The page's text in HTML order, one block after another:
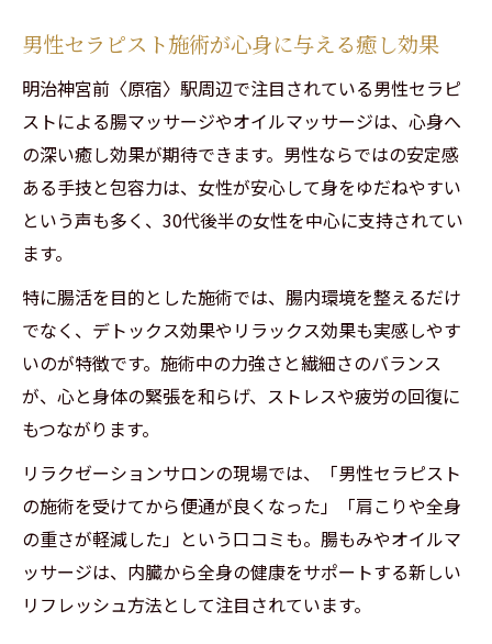
男性セラピスト施術が心身に与える癒し効果
明治神宮前〈原宿〉駅周辺で注目されている男性セラピ
ストによる腸マッサージやオイルマッサージは、心身へ
の深い癒し効果が期待できます。男性ならではの安定感
ある手技と包容力は、女性が安心して身をゆだねやすい
という声も多く、30代後半の女性を中心に支持されてい
ます。
特に腸活を目的とした施術では、腸内環境を整えるだけ
でなく、デトックス効果やリラックス効果も実感しやす
いのが特徴です。施術中の力強さと繊細さのバランス
が、心と身体の緊張を和らげ、ストレスや疲労の回復に
もつながります。
リラクゼーションサロンの現場では、「男性セラピスト
の施術を受けてから便通が良くなった」「肩こりや全身
の重さが軽減した」という口コミも。腸もみやオイルマ
ッサージは、内臓から全身の健康をサポートする新しい
リフレッシュ方法として注目されています。